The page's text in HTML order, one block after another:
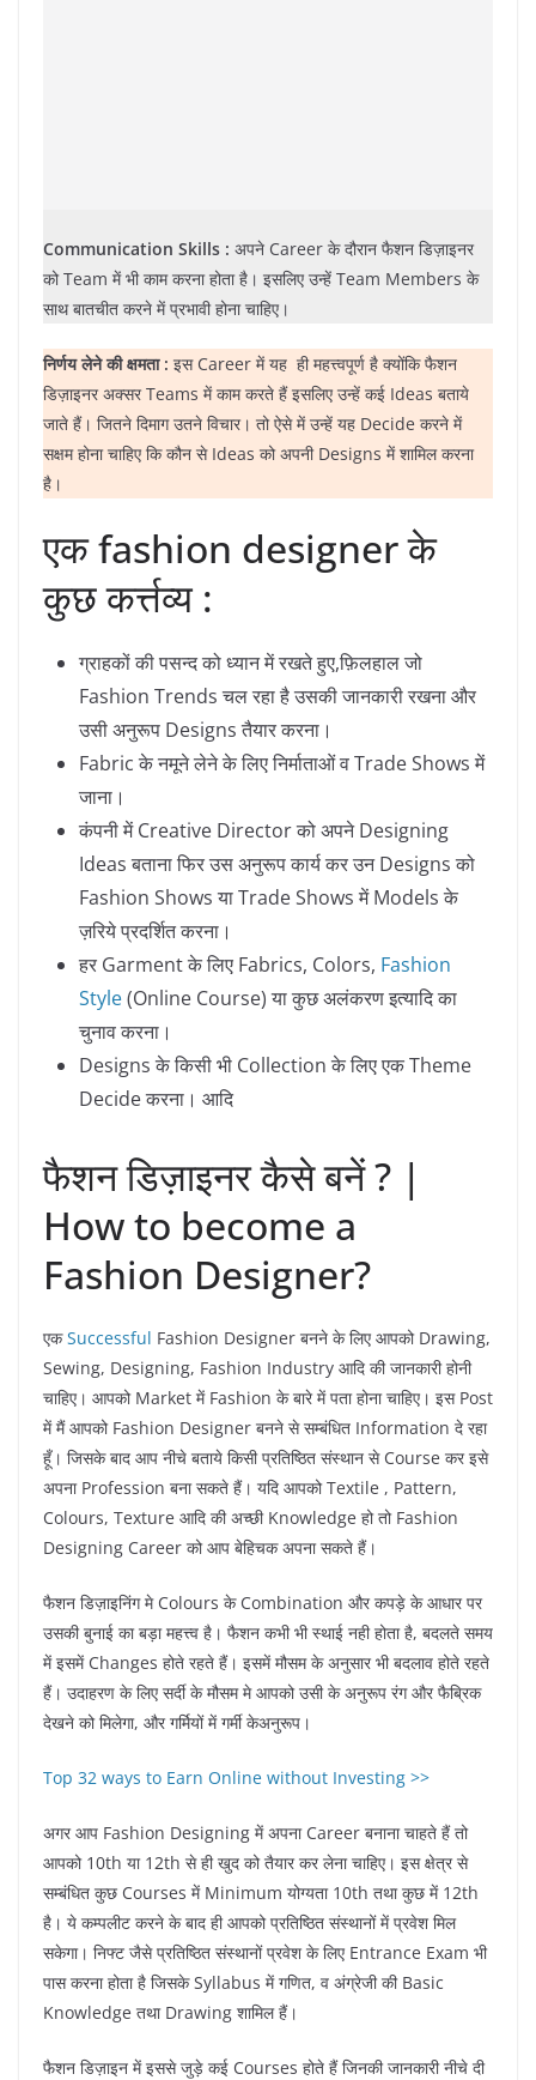
Communication Skills : अपने Career के दौरान फैशन डिज़ाइनर
को Team में भी काम करना होता है। इसलिए उन्हें Team Members के
साथ बातचीत करने में प्रभावी होना चाहिए।
निर्णय लेने की क्षमता : इस Career में यह ही महत्त्वपूर्ण है क्योंकि फैशन
डिज़ाइनर अक्सर Teams में काम करते हैं इसलिए उन्हें कई Ideas बताये
जाते हैं। जितने दिमाग उतने विचार। तो ऐसे में उन्हें यह Decide करने में
सक्षम होना चाहिए कि कौन से Ideas को अपनी Designs में शामिल करना
है।
एक fashion designer के
कुछ कर्त्तव्य :
ग्राहकों की पसन्द को ध्यान में रखते हुए,फ़िलहाल जो
Fashion Trends चल रहा है उसकी जानकारी रखना और
उसी अनुरूप Designs तैयार करना।
Fabric के नमूने लेने के लिए निर्माताओं व Trade Shows में
जाना।
कंपनी में Creative Director को अपने Designing
Ideas बताना फिर उस अनुरूप कार्य कर उन Designs को
Fashion Shows या Trade Shows में Models के
ज़रिये प्रदर्शित करना।
हर Garment के लिए Fabrics, Colors, Fashion
Style(Online Course) या कुछ अलंकरण इत्यादि का
चुनाव करना।
Designs के किसी भी Collection के लिए एक Theme
Decide करना। आदि
फैशन डिज़ाइनर कैसे बनें ? |
How to become a
Fashion Designer?
एकSuccessful Fashion Designer बनने के लिए आपको Drawing,
Sewing, Designing, Fashion Industry आदि की जानकारी होनी
चाहिए। आपको Market में Fashion के बारे में पता होना चाहिए। इस Post
में मैं आपको Fashion Designer बनने से सम्बंधित Information दे रहा
हूँ। जिसके बाद आप नीचे बताये किसी प्रतिष्ठित संस्थान से Course कर इसे
अपना Profession बना सकते हैं। यदि आपको Textile , Pattern,
Colours, Texture आदि की अच्छी Knowledge हो तो Fashion
Designing Career को आप बेहिचक अपना सकते हैं।
फैशन डिज़ाइनिंग मे Colours के Combination और कपड़े के आधार पर
उसकी बुनाई का बड़ा महत्त्व है। फैशन कभी भी स्थाई नही होता है, बदलते समय
में इसमें Changes होते रहते हैं। इसमें मौसम के अनुसार भी बदलाव होते रहते
हैं। उदाहरण के लिए सर्दी के मौसम मे आपको उसी के अनुरूप रंग और फैब्रिक
देखने को मिलेगा, और गर्मियों में गर्मी केअनुरूप।
Top 32 ways to Earn Online without Investing >>
अगर आप Fashion Designing में अपना Career बनाना चाहते हैं तो
आपको 10th या 12th से ही खुद को तैयार कर लेना चाहिए। इस क्षेत्र से
सम्बंधित कुछ Courses में Minimum योग्यता 10th तथा कुछ में 12th
है। ये कम्पलीट करने के बाद ही आपको प्रतिष्ठित संस्थानों में प्रवेश मिल
सकेगा। निफ्ट जैसे प्रतिष्ठित संस्थानों प्रवेश के लिए Entrance Exam भी
पास करना होता है जिसके Syllabus में गणित, व अंग्रेजी की Basic
Knowledge तथा Drawing शामिल हैं।
फैशन डिज़ाइन में इससे जुड़े कई Courses होते हैं जिनकी जानकारी नीचे दी